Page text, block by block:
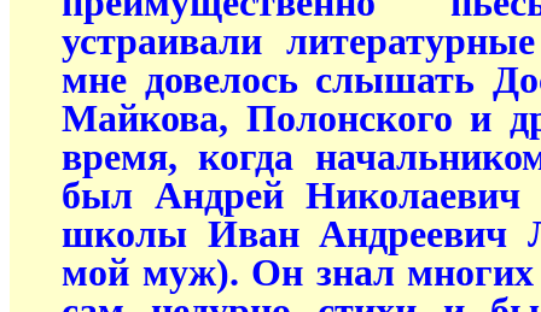
устраивали
мне довелось слышать
Майкова, Полонского и
время, когда
был Андрей
школы Иван Андреевич
мой муж). Он знал многих